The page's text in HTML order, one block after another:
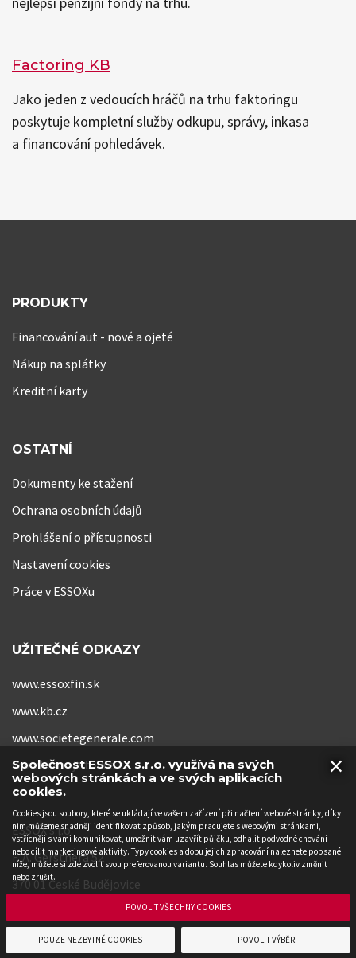
Factoring KB
Jako jeden z vedoucích hráčů na trhu faktoringu
poskytuje kompletní služby odkupu, správy, inkasa
a financování pohledávek.
PRODUKTY
Financování aut - nové a ojeté
Nákup na splátky
Kreditní karty
OSTATNÍ
Dokumenty ke stažení
Ochrana osobních údajů
Prohlášení o přístupnosti
Nastavení cookies
Práce v ESSOXu
UŽITEČNÉ ODKAZY
www.essoxfin.sk
www.kb.cz
www.societegenerale.com
www.kb-pojistovna.cz
ESSOX s.r.o.
F. A. Gerstnera 52
370 01 České Budějovice
×
Společnost ESSOX s.r.o. využívá na svých
webových stránkách a ve svých aplikacích
cookies.
Cookies jsou soubory, které se ukládají ve vašem zařízení při načtení webové stránky, díky
nim můžeme snadněji identifikovat způsob, jakým pracujete s webovými stránkami,
vstřícněji s vámi komunikovat, umožnit vám uzavřít půjčku, odhalit podvodné chování
nebo cílit marketingové aktivity. Typy cookies a dobu jejich zpracování naleznete popsané
níže, můžete si zde zvolit svou preferovanou variantu. Souhlas můžete kdykoliv změnit
nebo zrušit.
POUZE NEZBYTNÉ COOKIES POVOLIT VÝBĚR
POVOLIT VŠECHNY COOKIES